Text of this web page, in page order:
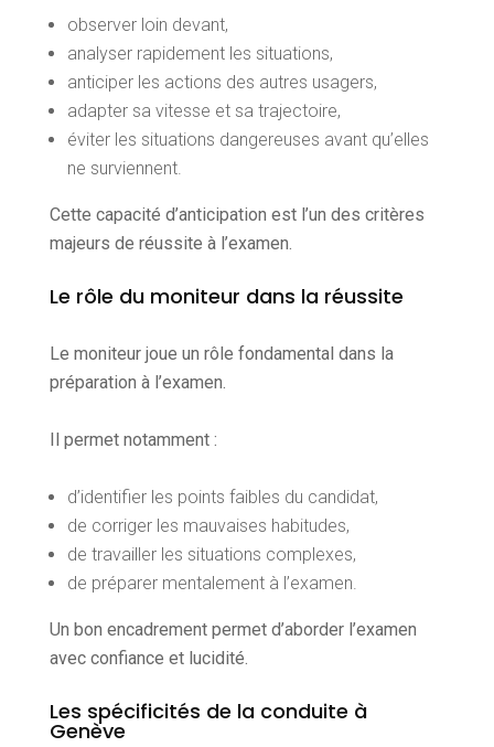
observer loin devant,
analyser rapidement les situations,
anticiper les actions des autres usagers,
adapter sa vitesse et sa trajectoire,
éviter les situations dangereuses avant qu’elles
ne surviennent.
Cette capacité d’anticipation est l’un des critères
majeurs de réussite à l’examen.
Le rôle du moniteur dans la réussite
Le moniteur joue un rôle fondamental dans la
préparation à l’examen.
Il permet notamment :
d’identifier les points faibles du candidat,
de corriger les mauvaises habitudes,
de travailler les situations complexes,
de préparer mentalement à l’examen.
Un bon encadrement permet d’aborder l’examen
avec confiance et lucidité.
Les spécificités de la conduite à
Genève